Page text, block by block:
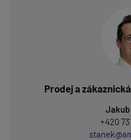
Prodej a
+420